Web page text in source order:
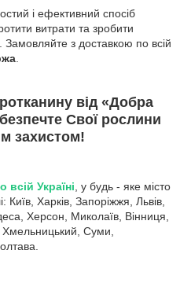
і ефективний спосіб
витрати та зробити
з доставкою по всій
.
від «Добра
Cвої рослини
захистом!
всій Україні , у будь - яке місто
Київ, Харків, Запоріжжя, Львів,
Херсон, Миколаїв, Вінниця,
Хмельницький, Суми,